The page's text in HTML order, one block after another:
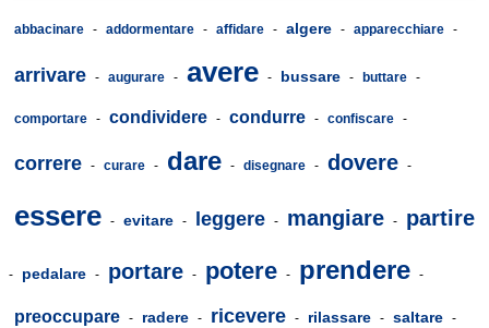
abbacinare - addormentare - affidare - algere - apparecchiare -
arrivare - augurare - avere - bussare - buttare -
comportare - condividere - condurre - confiscare -
correre - curare - dare - disegnare - dovere -
essere - evitare - leggere - mangiare - partire
- pedalare - portare - potere - prendere -
preoccupare - radere - ricevere - rilassare - saltare -